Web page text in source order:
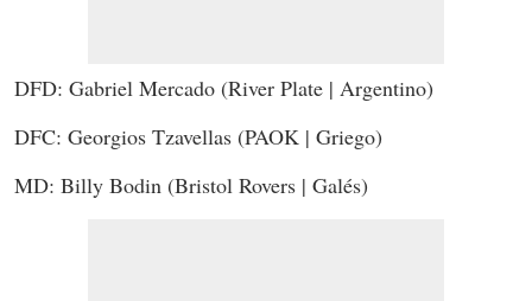
DFD: Gabriel Mercado (River Plate | Argentino)
DFC: Georgios Tzavellas (PAOK | Griego)
MD: Billy Bodin (Bristol Rovers | Galés)